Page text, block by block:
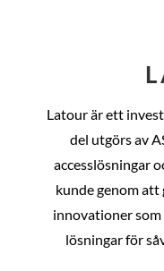
Latour är ett
del utgörs av
accesslösningar
kunde genom att
innovationer som
lösningar för